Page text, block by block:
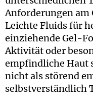
Anforderungen
Leichte Fluids für
einziehende Gel-
Aktivität oder
empfindliche Haut
nicht als störend
selbstverständlich